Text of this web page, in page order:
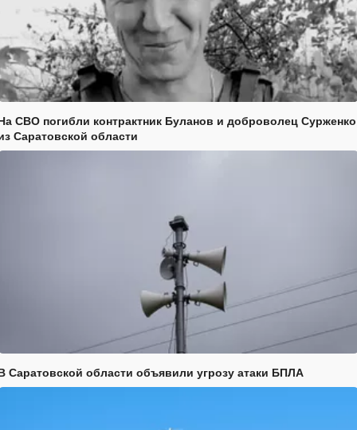
СВО погибли контрактник Буланов и доброволец Сурженко
Саратовской области
Саратовской области объявили угрозу атаки БПЛА